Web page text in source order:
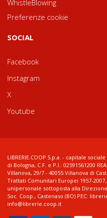
WhistleBlowing
Preferenze cookie
SOCIAL
Facebook
Instagram
X
Youtube
LIBRERIE.COOP S.p.a. - capitale
di Bologna, C.F. e P.I.: 02591561200
Villanova, 29/7 - 40055 Villanova di
Trattati Comunitari Europei 1957-
unipersonale sottoposta alla
Soc. Coop., Castenaso (BO) PEC:
info@librerie.coop.it